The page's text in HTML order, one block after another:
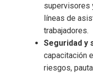
supervisores
líneas de
trabajadores.
Seguridad y
capacitación
riesgos,